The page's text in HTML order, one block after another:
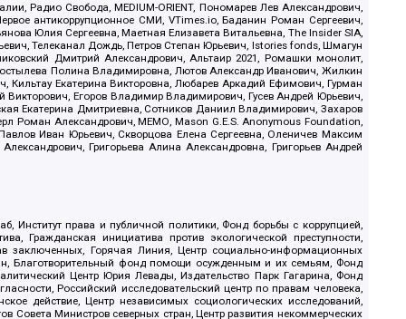
Радио Свобода, MEDIUM-ORIENT, Пономарев Лев Александрович,
антикоррупционное СМИ, VTimes.io, Баданин Роман Сергеевич,
Юлия Сергеевна, Маетная Елизавета Витальевна, The Insider SIA,
Телеканал Дождь, Петров Степан Юрьевич, Istories fonds, Шмагун
Дмитрий Александрович, Альтаир 2021, Ромашки монолит,
Полина Владимировна, Лютов Александр Иванович, Жилкин
Екатерина Викторовна, Любарев Аркадий Ефимович, Гурман
Егоров Владимир Владимирович, Гусев Андрей Юрьевич,
Екатерина Дмитриевна, Сотников Даниил Владимирович, Захаров
Роман Александрович, МЕМО, Mason G.E.S. Anonymous Foundation,
Иван Юрьевич, Скворцова Елена Сергеевна, Оленичев Максим
Григорьева Алина Александровна, Григорьев Андрей
Институт права и публичной политики, Фонд борьбы с коррупцией,
Гражданская инициатива против экологической преступности,
заключенных, Горячая Линия, Центр социально-информационных
Благотворительный фонд помощи осужденным и их семьям, Фонд
Центр Юрия Левады, Издательство Парк Гагарина, Фонд
Российский исследовательский центр по правам человека,
действие, Центр независимых социологических исследований,
Министров северных стран, Центр развития некоммерческих